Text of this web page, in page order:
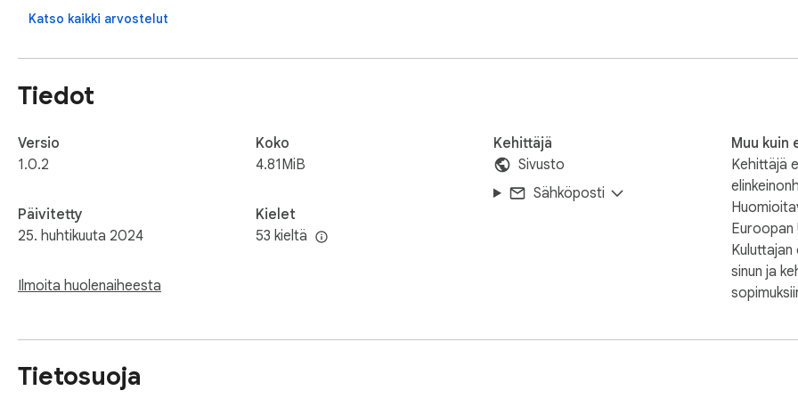
Katso kaikki arvostelut
Tiedot
Versio
1.0.2
Päivitetty
25. huhtikuuta 2024
Ilmoita huolenaiheesta
Koko
4.81MiB
Kielet
53 kieltä
Kehittäjä
Sivusto
Sähköposti
Muu kuin
Kehittäjä
Euroopan
sinun ja
Tietosuoja